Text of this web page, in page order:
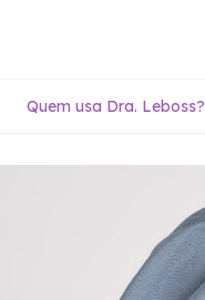
Quem usa Dra. Leboss?